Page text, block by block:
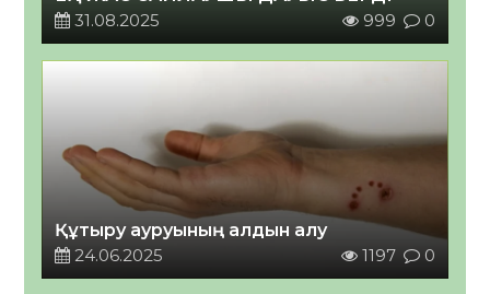
31.08.2025
999 0
Құтыру ауруының алдын алу
24.06.2025
1197 0